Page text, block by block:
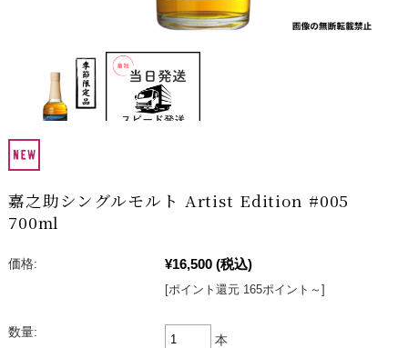
嘉之助シングルモルト Artist Edition #005
700ml
価格: ¥16,500 (税込)
[ポイント還元 165ポイント～]
数量:
本